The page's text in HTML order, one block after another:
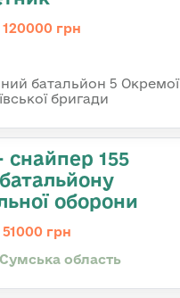
120000 грн
батальйон 5 Окремої
бригади
снайпер 155
оборони
грн
область